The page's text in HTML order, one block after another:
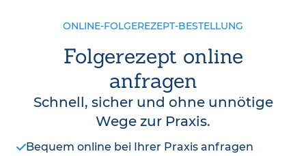
ONLINE-FOLGEREZEPT-BESTELLUNG
Folgerezept online
anfragen
Schnell, sicher und ohne unnötige
Wege zur Praxis.
Bequem online bei Ihrer Praxis anfragen